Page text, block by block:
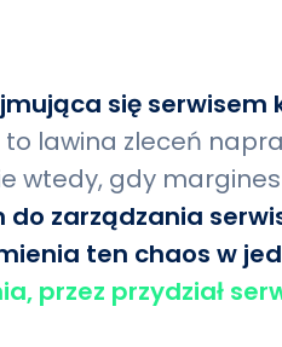
się serwisem
to lawina zleceń
wtedy, gdy
zarządzania
ten chaos w
przez przydział